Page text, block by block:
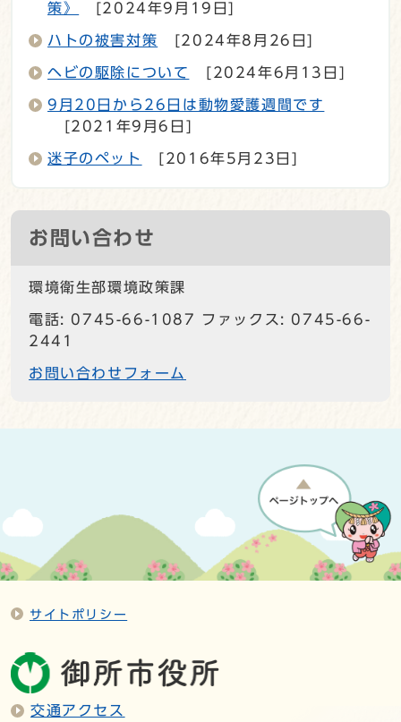
策》
[2024年9月19日]
ハトの被害対策 [2024年8月26日]
ヘビの駆除について [2024年6月13日]
9月20日から26日は動物愛護週間です
[2021年9月6日]
迷子のペット [2016年5月23日]
お問い合わせ
環境衛生部環境政策課
電話: 0745-66-1087 ファックス: 0745-66-
2441
お問い合わせフォーム
サイトポリシー
交通アクセス